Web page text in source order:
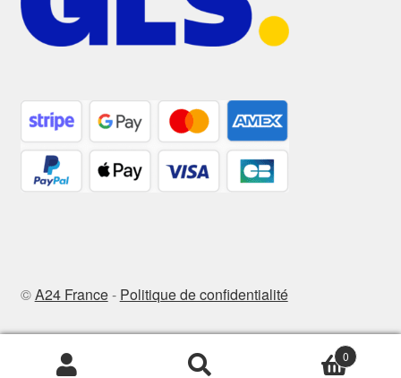
©A24 France- Politique de confidentialité
Recherche
Recherche
0